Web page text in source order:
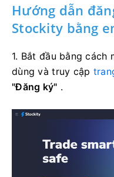
Hướng dẫn
Stockity bằng
1. Bắt đầu bằng
dùng và truy cập
"Đăng ký" .